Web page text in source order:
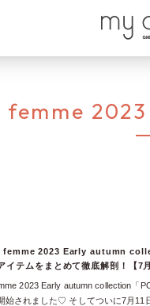
femme
femme 2023 Early autumn
イテムをまとめて徹底解剖！【7
2023 Early autumn collection「
始されました♡ そしてついに7月11